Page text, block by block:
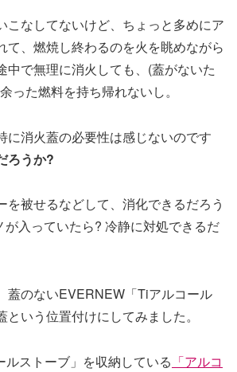
こなしてないけど、ちょっと多めにア
て、燃焼し終わるのを火を眺めながら
中で無理に消火しても、(蓋がないた
った燃料を持ち帰れないし。
に消火蓋の必要性は感じないのです
ろうか?
を被せるなどして、消化できるだろう
入っていたら? 冷静に対処できるだ
蓋のないEVERNEW「Tiアルコール
いう位置付けにしてみました。
ルストーブ」を収納している 「アルコ